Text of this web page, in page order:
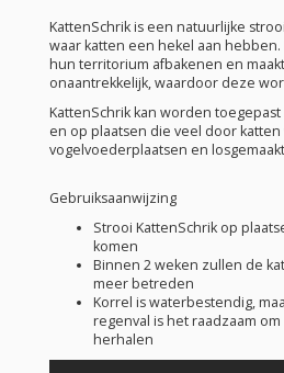
KattenSchrik is een natuurlijke
waar katten een hekel aan
hun territorium afbakenen en
onaantrekkelijk, waardoor deze
KattenSchrik kan worden
en op plaatsen die veel door
vogelvoederplaatsen en
Gebruiksaanwijzing
Strooi KattenSchrik op
komen
Binnen 2 weken zullen de
meer betreden
Korrel is waterbestendig,
regenval is het raadzaam
herhalen